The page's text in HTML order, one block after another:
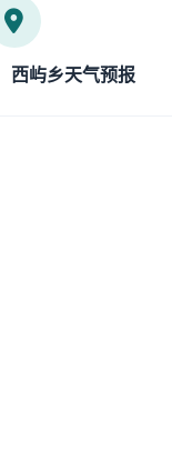
西屿乡天气预报